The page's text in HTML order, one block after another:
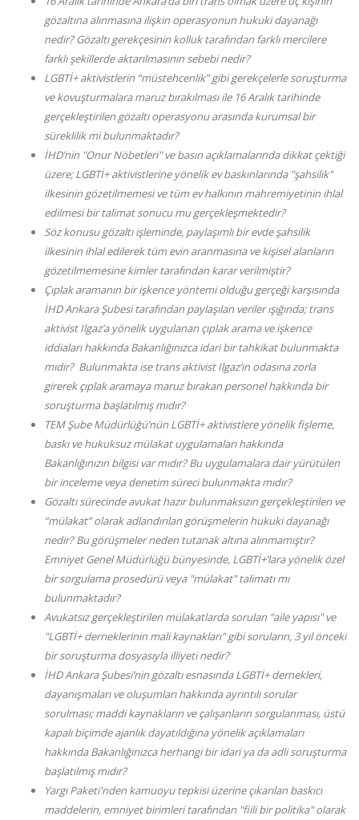
gözaltına alınmasına ilişkin operasyonun hukuki dayanağı
nedir? Gözaltı gerekçesinin kolluk tarafından farklı mercilere
farklı şekillerde aktarılmasının sebebi nedir?
LGBTİ+ aktivistlerin “müstehcenlik” gibi gerekçelerle soruşturma
ve kovuşturmalara maruz bırakılması ile 16 Aralık tarihinde
gerçekleştirilen gözaltı operasyonu arasında kurumsal bir
süreklilik mi bulunmaktadır?
İHD’nin "Onur Nöbetleri" ve basın açıklamalarında dikkat çektiği
üzere; LGBTİ+ aktivistlerine yönelik ev baskınlarında "şahsilik"
ilkesinin gözetilmemesi ve tüm ev halkının mahremiyetinin ihlal
edilmesi bir talimat sonucu mu gerçekleşmektedir?
Söz konusu gözaltı işleminde, paylaşımlı bir evde şahsilik
ilkesinin ihlal edilerek tüm evin aranmasına ve kişisel alanların
gözetilmemesine kimler tarafından karar verilmiştir?
Çıplak aramanın bir işkence yöntemi olduğu gerçeği karşısında
İHD Ankara Şubesi tarafından paylaşılan veriler ışığında; trans
aktivist Ilgaz’a yönelik uygulanan çıplak arama ve işkence
iddiaları hakkında Bakanlığınızca idari bir tahkikat bulunmakta
mıdır? Bulunmakta ise trans aktivist Ilgaz’ın odasına zorla
girerek çıplak aramaya maruz bırakan personel hakkında bir
soruşturma başlatılmış mıdır?
TEM Şube Müdürlüğü’nün LGBTİ+ aktivistlere yönelik fişleme,
baskı ve hukuksuz mülakat uygulamaları hakkında
Bakanlığınızın bilgisi var mıdır? Bu uygulamalara dair yürütülen
bir inceleme veya denetim süreci bulunmakta mıdır?
Gözaltı sürecinde avukat hazır bulunmaksızın gerçekleştirilen ve
“mülakat” olarak adlandırılan görüşmelerin hukuki dayanağı
nedir? Bu görüşmeler neden tutanak altına alınmamıştır?
Emniyet Genel Müdürlüğü bünyesinde, LGBTİ+’lara yönelik özel
bir sorgulama prosedürü veya "mülakat" talimatı mı
bulunmaktadır?
Avukatsız gerçekleştirilen mülakatlarda sorulan "aile yapısı" ve
"LGBTİ+ derneklerinin mali kaynakları" gibi soruların, 3 yıl önceki
bir soruşturma dosyasıyla illiyeti nedir?
İHD Ankara Şubesi’nin gözaltı esnasında LGBTİ+ dernekleri,
dayanışmaları ve oluşumları hakkında ayrıntılı sorular
sorulması; maddi kaynakların ve çalışanların sorgulanması, üstü
kapalı biçimde ajanlık dayatıldığına yönelik açıklamaları
hakkında Bakanlığınızca herhangi bir idari ya da adli soruşturma
başlatılmış mıdır?
Yargı Paketi'nden kamuoyu tepkisi üzerine çıkarılan baskıcı
maddelerin, emniyet birimleri tarafından "fiili bir politika" olarak